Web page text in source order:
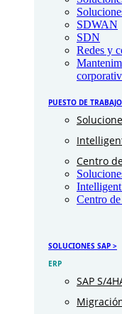
SDWAN
SDN
Redes y
PUESTO DE
Centro
Centro
SOLUCIONES SAP >
ERP
SAP S/